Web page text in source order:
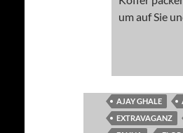
um auf Sie
AJAY GHALE
EXTRAVAGANZ